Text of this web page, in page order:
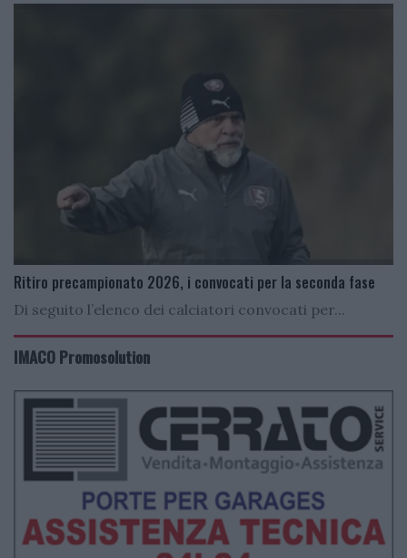
Ritiro precampionato 2026, i convocati per la seconda fase
Di seguito l’elenco dei calciatori convocati per...
IMACO Promosolution